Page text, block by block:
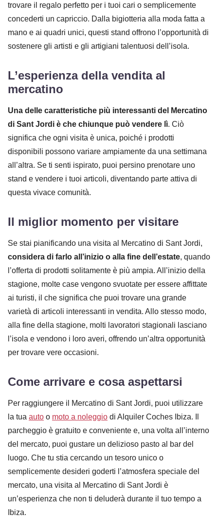
trovare il regalo perfetto per i tuoi cari o semplicemente
concederti un capriccio. Dalla bigiotteria alla moda fatta a
mano e ai quadri unici, questi stand offrono l’opportunità di
sostenere gli artisti e gli artigiani talentuosi dell’isola.
L’esperienza della vendita al
mercatino
Una delle caratteristiche più interessanti del Mercatino
di Sant Jordi è che chiunque può vendere lì. Ciò
significa che ogni visita è unica, poiché i prodotti
disponibili possono variare ampiamente da una settimana
all’altra. Se ti senti ispirato, puoi persino prenotare uno
stand e vendere i tuoi articoli, diventando parte attiva di
questa vivace comunità.
Il miglior momento per visitare
Se stai pianificando una visita al Mercatino di Sant Jordi,
considera di farlo all’inizio o alla fine dell’estate, quando
l’offerta di prodotti solitamente è più ampia. All’inizio della
stagione, molte case vengono svuotate per essere affittate
ai turisti, il che significa che puoi trovare una grande
varietà di articoli interessanti in vendita. Allo stesso modo,
alla fine della stagione, molti lavoratori stagionali lasciano
l’isola e vendono i loro averi, offrendo un’altra opportunità
per trovare vere occasioni.
Come arrivare e cosa aspettarsi
Per raggiungere il Mercatino di Sant Jordi, puoi utilizzare
la tua auto o moto a noleggio di Alquiler Coches Ibiza. Il
parcheggio è gratuito e conveniente e, una volta all’interno
del mercato, puoi gustare un delizioso pasto al bar del
luogo. Che tu stia cercando un tesoro unico o
semplicemente desideri goderti l’atmosfera speciale del
mercato, una visita al Mercatino di Sant Jordi è
un’esperienza che non ti deluderà durante il tuo tempo a
Ibiza.